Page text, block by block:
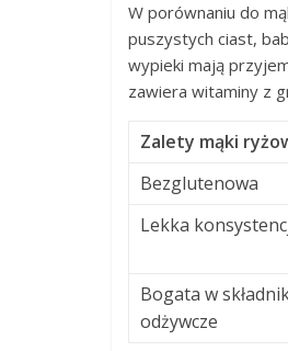
W porównaniu do
puszystych ciast,
wypieki mają
zawiera witaminy z
Zalety mąki
Bezglutenowa
Lekka
Bogata w
odżywcze